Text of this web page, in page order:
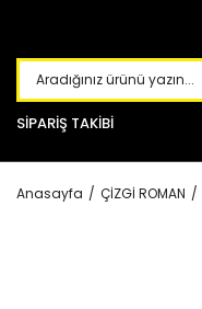
SİPARİŞ TAKİBİ
Anasayfa ÇİZGİ ROMAN